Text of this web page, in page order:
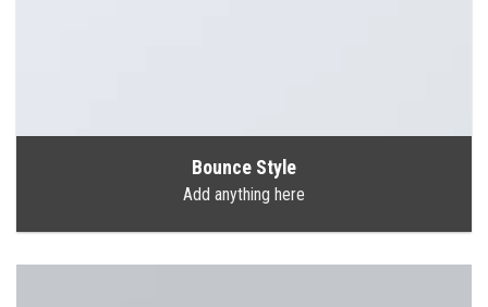
Bounce Style
Add anything here